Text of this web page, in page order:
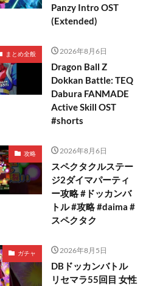
Panzy Intro OST
(Extended)
まとめ全般 2026年8月6日
Dragon Ball Z
Dokkan Battle: TEQ
Dabura FANMADE
Active Skill OST
#shorts
攻略 2026年8月6日
スペクタクルステー
ジ2ダイマパーティ
ー攻略 #ドッカンバ
トル #攻略 #daima #
スペクタク
ガチャ 2026年8月5日
DBドッカンバトル
リセマラ55回目 女性